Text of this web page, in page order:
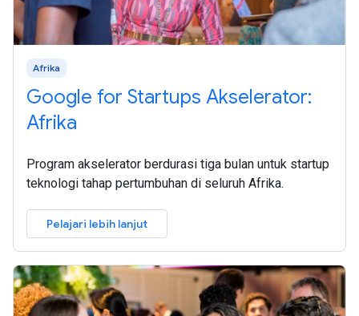
Afrika
Google for Startups Akselerator:
Afrika
Program akselerator berdurasi tiga bulan untuk startup
teknologi tahap pertumbuhan di seluruh Afrika.
Pelajari lebih lanjut